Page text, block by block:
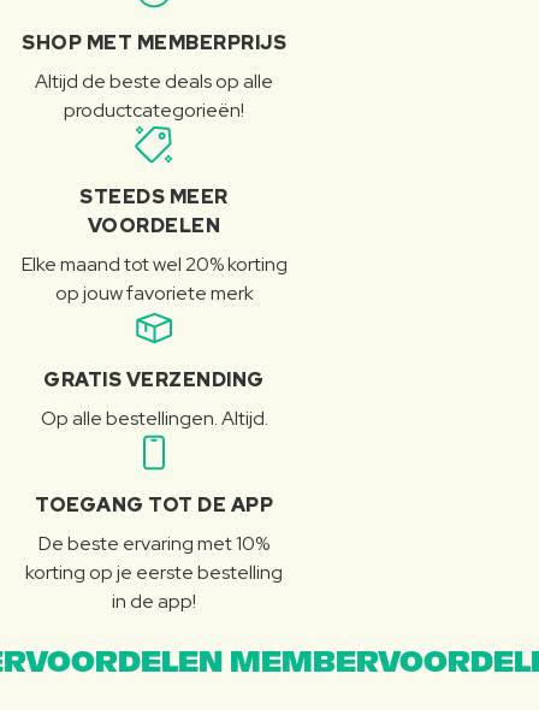
SHOP MET MEMBERPRIJS
Altijd de beste deals op alle
productcategorieën!
STEEDS MEER
VOORDELEN
Elke maand tot wel 20% korting
op jouw favoriete merk
GRATIS VERZENDING
Op alle bestellingen. Altijd.
TOEGANG TOT DE APP
De beste ervaring met 10%
korting op je eerste bestelling
in de app!